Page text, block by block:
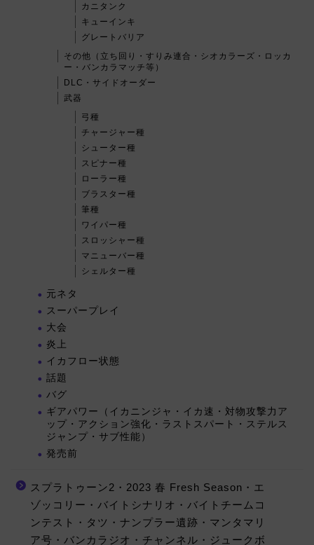
カニタンク
キューインキ
グレートバリア
その他（立ち回り・すりみ連合・シオカラーズ・ロッカ
ー・バンカラマッチ等）
DLC・サイドオーダー
武器
弓種
チャージャー種
シューター種
スピナー種
ローラー種
ブラスター種
筆種
ワイパー種
スロッシャー種
マニューバー種
シェルター種
元ネタ
スーパープレイ
大会
炎上
イカフロー状態
話題
バグ
ギアパワー（イカニンジャ・イカ速・対物攻撃力ア
ップ・アクション強化・ラストスパート・ステルス
ジャンプ・サブ性能）
発売前
スプラトゥーン2・2023 春 Fresh Season・エ
ゾッコリー・バイトシナリオ・バイトチームコ
ンテスト・タツ・ナンプラー遺跡・マンタマリ
ア号・バンカラジオ・チャンネル・ジュークボ